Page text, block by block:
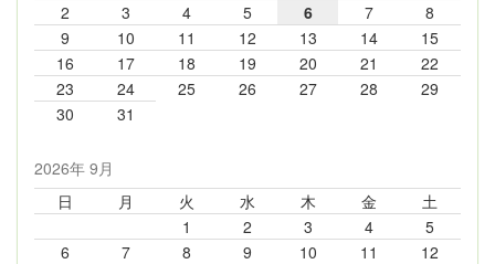
2
3 4 5 6 7
8
9
10 11 12 13 14
15
16
17 18 19 20 21
22
23
24 25 26 27 28
29
30
31
2026年 9月
日
月 火 水 木 金
土
1
2 3 4
5
6
7 8 9 10 11 12